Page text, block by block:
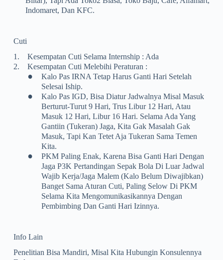
Indomaret, Dan KFC.
Cuti
1.
Kesempatan Cuti Selama Internship : Ada
2.
Kesempatan Cuti Melebihi Peraturan :
•
Kalo Pas IRNA Tetap Harus Ganti Hari Setelah
Selesai Iship.
•
Kalo Pas IGD, Bisa Diatur Jadwalnya Misal Masuk
Berturut-Turut 9 Hari, Trus Libur 12 Hari, Atau
Masuk 12 Hari, Libur 16 Hari. Selama Ada Yang
Gantiin (tukeran) Jaga, Kita Gak Masalah Gak
Masuk, Tapi Kan Tetet Aja Tukeran Sama Temen
Kita.
•
PKM Paling Enak, Karena Bisa Ganti Hari Dengan
Jaga P3K Pertandingan Sepak Bola Di Luar Jadwal
Wajib Kerja/jaga Malem (kalo Belum Diwajibkan)
Banget Sama Aturan Cuti, Paling Selow Di PKM
Selama Kita Mengomunikasikannya Dengan
Pembimbing Dan Ganti Hari Izinnya.
Info Lain
Penelitian Bisa Mandiri, Misal Kita Hubungin Konsulennya